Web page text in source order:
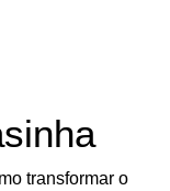
transformar o